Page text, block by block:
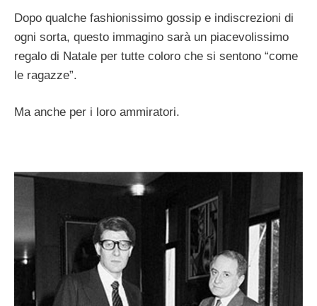
Dopo qualche fashionissimo gossip e indiscrezioni di
ogni sorta, questo immagino sarà un piacevolissimo
regalo di Natale per tutte coloro che si sentono “come
le ragazze”.
Ma anche per i loro ammiratori.